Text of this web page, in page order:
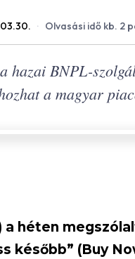
· Olvasási idő kb. 2
hazai BNPL-
a magyar
héten
később” (Buy